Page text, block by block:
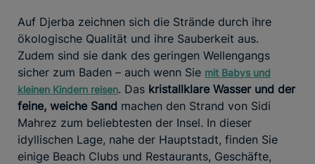
Auf Djerba zeichnen sich die Strände durch ihre
ökologische Qualität und ihre Sauberkeit aus.
Zudem sind sie dank des geringen Wellengangs
sicher zum Baden – auch wenn Sie mit Babys und
kleinen Kindern reisen. Das kristallklare Wasser und der
feine, weiche Sand machen den Strand von Sidi
Mahrez zum beliebtesten der Insel. In dieser
idyllischen Lage, nahe der Hauptstadt, finden Sie
einige Beach Clubs und Restaurants, Geschäfte,